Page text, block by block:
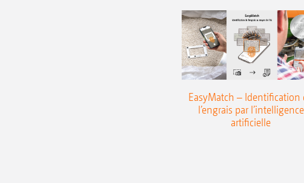
EasyMatch – Identification
l’engrais par l’intelligence
artificielle